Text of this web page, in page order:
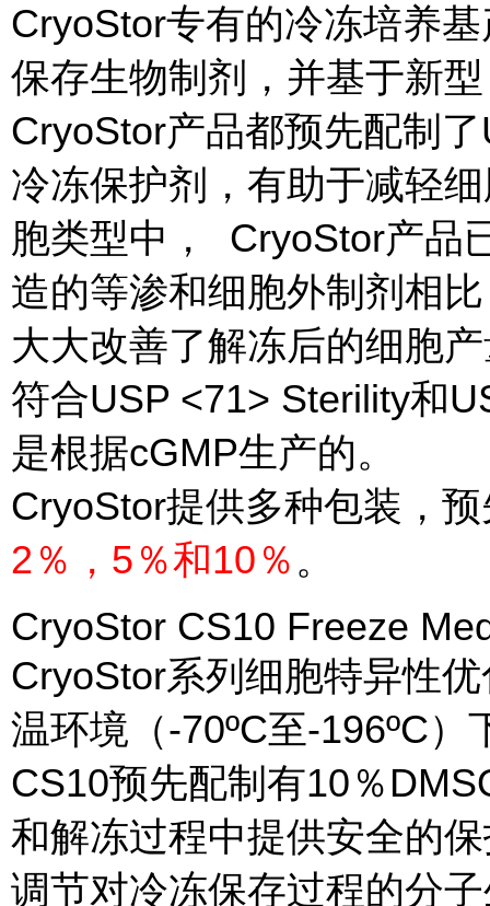
CryoStor专有的冷冻培养
保存生物制剂，并基于新
CryoStor产品都预先配制
冷冻保护剂，有助于减轻
胞类型中， CryoStor产品
造的等渗和细胞外制剂相
大大改善了解冻后的细胞
符合USP <71> Sterility和
是根据cGMP生产的。
CryoStor提供多种包装，
2％，5％和10％。
CryoStor CS10 Freeze
CryoStor系列细胞特异性
温环境（-70ºC至-196ºC
CS10预先配制有10％
和解冻过程中提供安全的
调节对冷冻保存过程的分